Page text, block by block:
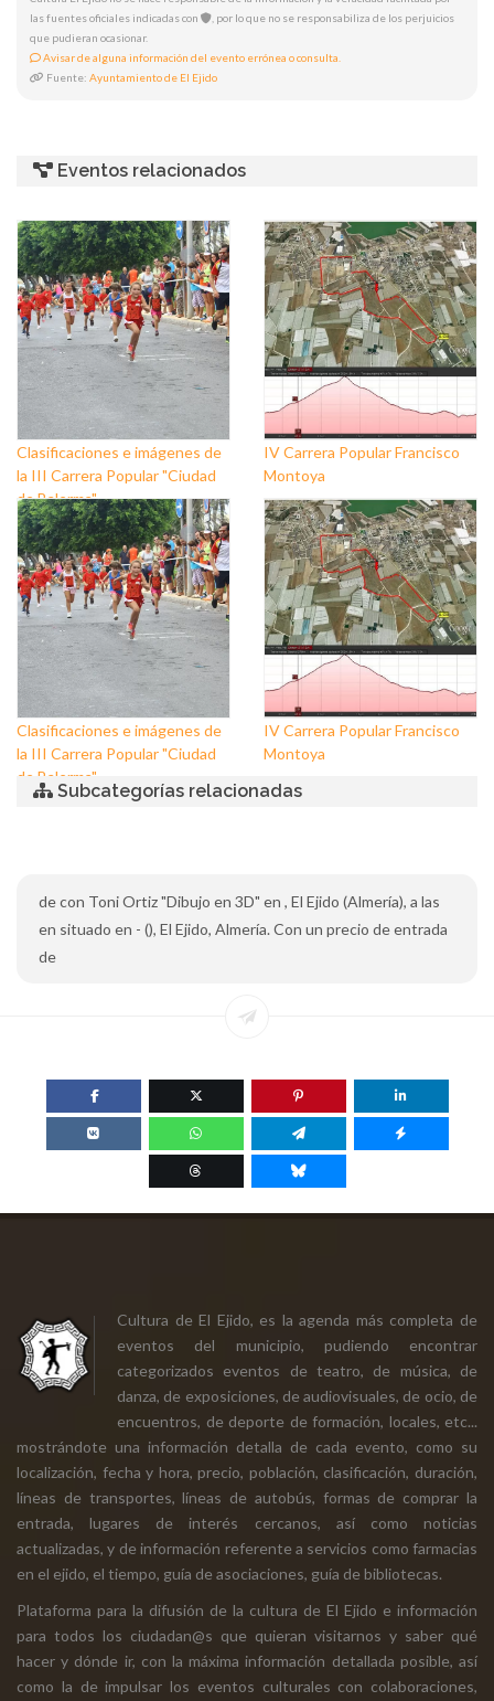
las fuentes oficiales indicadas con
, por lo que no se responsabiliza de los perjuicios
que pudieran ocasionar.
Avisar de alguna información del evento errónea o consulta.
Fuente: Ayuntamiento de El Ejido
Eventos relacionados
Clasificaciones e imágenes de
la III Carrera Popular "Ciudad
de Balerma"
IV Carrera Popular Francisco
Montoya
Clasificaciones e imágenes de
la III Carrera Popular "Ciudad
de Balerma"
IV Carrera Popular Francisco
Montoya
Subcategorías relacionadas
de con Toni Ortiz "Dibujo en 3D" en , El Ejido (Almería), a las
en situado en - (), El Ejido, Almería. Con un precio de entrada
de
Cultura de El Ejido, es la agenda más completa de
eventos del municipio, pudiendo encontrar
categorizados eventos de teatro, de música, de
danza, de exposiciones, de audiovisuales, de ocio, de
encuentros, de deporte de formación, locales, etc...
mostrándote una información detalla de cada evento, como su
localización, fecha y hora, precio, población, clasificación, duración,
líneas de transportes, líneas de autobús, formas de comprar la
entrada, lugares de interés cercanos, así como noticias
actualizadas, y de información referente a servicios como farmacias
en el ejido, el tiempo, guía de asociaciones, guía de bibliotecas.
Plataforma para la difusión de la cultura de El Ejido e información
para todos los ciudadan@s que quieran visitarnos y saber qué
hacer y dónde ir, con la máxima información detallada posible, así
como la de impulsar los eventos culturales con colaboraciones,